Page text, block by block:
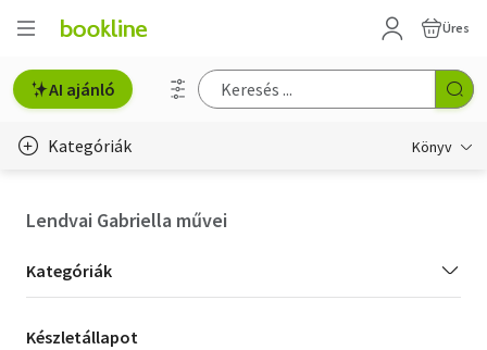
Üres
AI ajánló
Kategóriák Könyv
Hobbi, szabadidő
Lendvai Gabriella művei
Kategória
szűrés
Kategóriák
Készletállapot
Készletállapot